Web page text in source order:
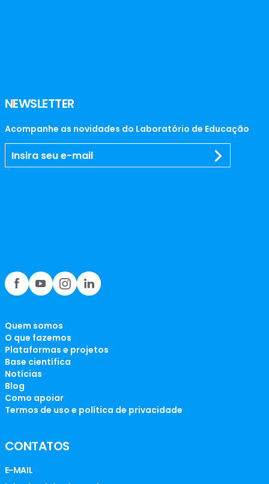
NEWSLETTER
Acompanhe as novidades do Laboratório de Educação
Quem somos
O que fazemos
Plataformas e projetos
Base científica
Notícias
Blog
Como apoiar
Termos de uso e política de privacidade
CONTATOS
E-MAIL